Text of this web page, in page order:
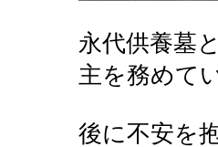
永代供養墓
主を務めて
後に不安を